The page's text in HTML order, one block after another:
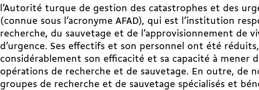
l’Autorité turque de gestion des catastrophes et des
(connue sous l’acronyme AFAD), qui est l’institution
recherche, du sauvetage et de l’approvisionnement de
d’urgence. Ses effectifs et son personnel ont été
considérablement son efficacité et sa capacité à mener
opérations de recherche et de sauvetage. En outre, de
groupes de recherche et de sauvetage spécialisés et